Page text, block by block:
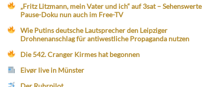
„Fritz Litzmann, mein Vater und ich“ auf 3sat – Sehenswerte
Pause-Doku nun auch im Free-TV
Wie Putins deutsche Lautsprecher den Leipziger
Drohnenanschlag für antiwestliche Propaganda nutzen
Die 542. Cranger Kirmes hat begonnen
Eivør live in Münster